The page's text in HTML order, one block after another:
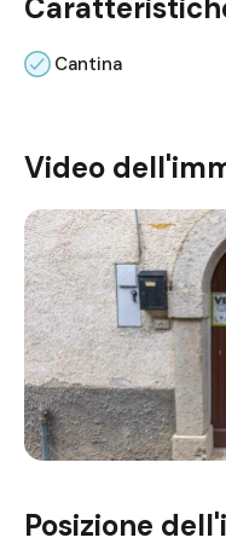
Cantina
Video
Posizione